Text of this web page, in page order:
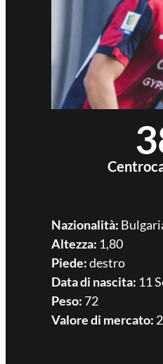
Nazionalità:
Altezza: 1,80
Piede:destro
Data di nascita: 11
Peso: 72
Valore di mercato: